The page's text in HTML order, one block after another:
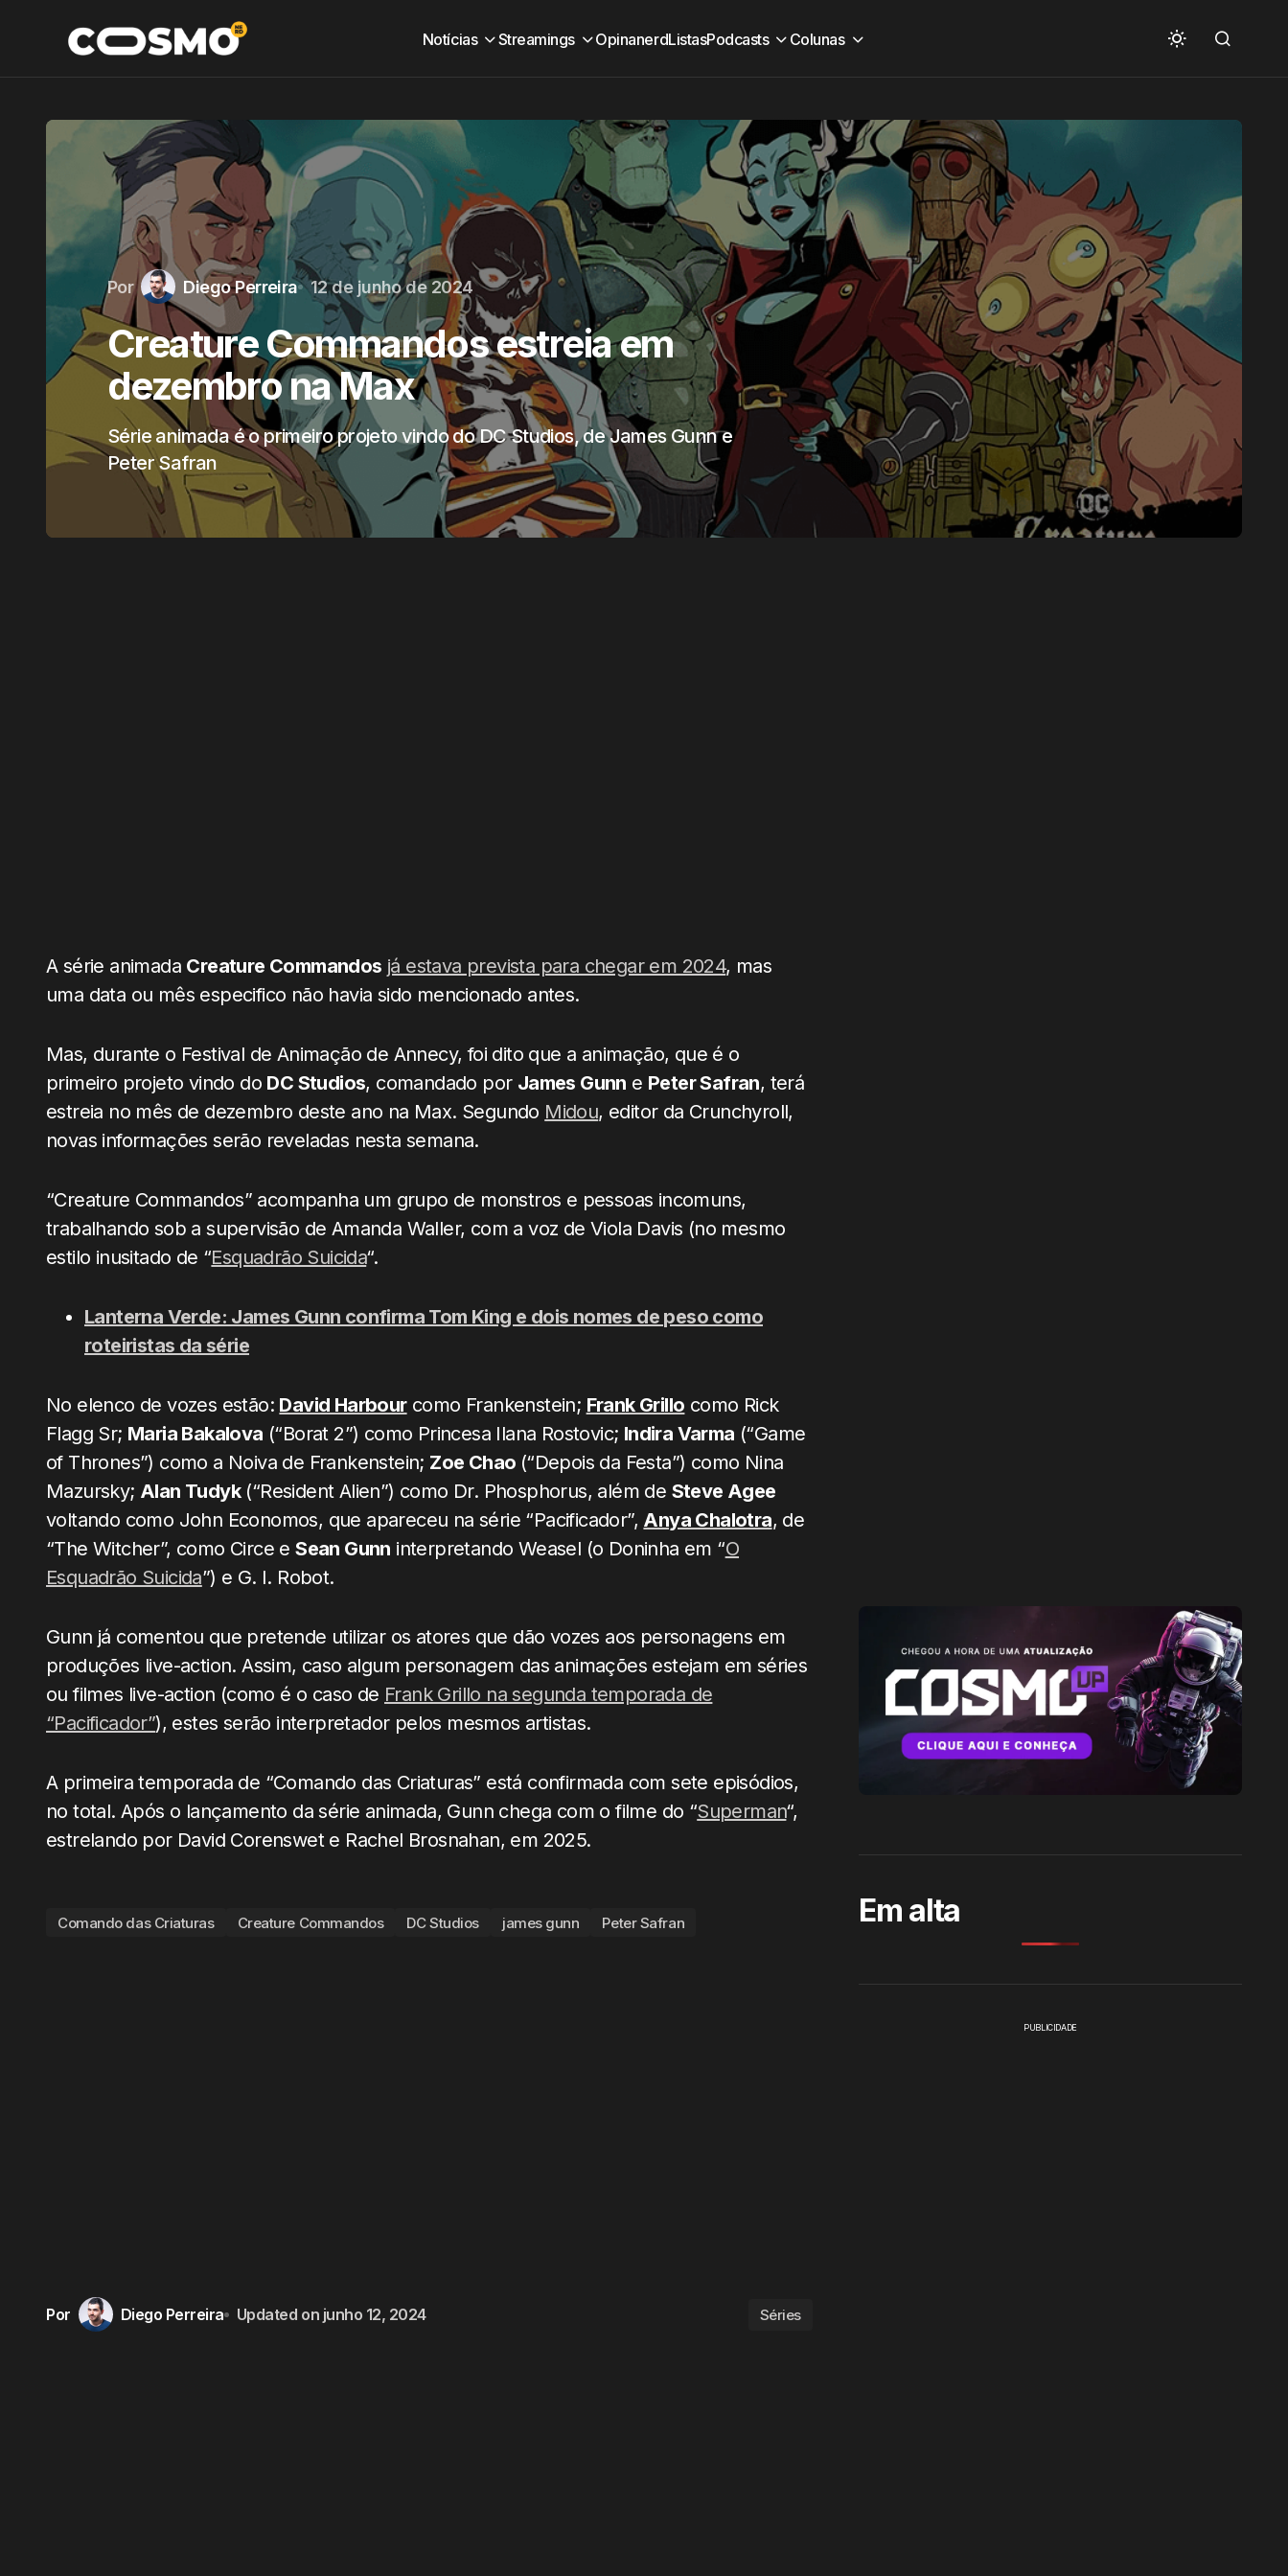
Notícias Streamings OpinanerdListasPodcasts Colunas
Por Diego Perreira 12 de junho de 2024
Creature Commandos estreia em
dezembro na Max
Série animada é o primeiro projeto vindo do DC Studios, de James Gunn e
Peter Safran
A série animada Creature Commandos já estava prevista para chegar em 2024, mas
uma data ou mês especifico não havia sido mencionado antes.
Mas, durante o Festival de Animação de Annecy, foi dito que a animação, que é o
primeiro projeto vindo do DC Studios, comandado por James Gunn e Peter Safran, terá
estreia no mês de dezembro deste ano na Max. Segundo Midou, editor da Crunchyroll,
novas informações serão reveladas nesta semana.
“Creature Commandos” acompanha um grupo de monstros e pessoas incomuns,
trabalhando sob a supervisão de Amanda Waller, com a voz de Viola Davis (no mesmo
estilo inusitado de “Esquadrão Suicida“.
Lanterna Verde: James Gunn confirma Tom King e dois nomes de peso como
roteiristas da série
No elenco de vozes estão: David Harbourcomo Frankenstein; Frank Grillo como Rick
Flagg Sr; Maria Bakalova (“Borat 2”) como Princesa Ilana Rostovic; Indira Varma (“Game
of Thrones”) como a Noiva de Frankenstein; Zoe Chao (“Depois da Festa”) como Nina
Mazursky; Alan Tudyk(“Resident Alien”) como Dr. Phosphorus, além de Steve Agee
voltando como John Economos, que apareceu na série “Pacificador”, Anya Chalotra, de
“The Witcher”, como Circe eSean Gunn interpretando Weasel (o Doninha em “O
Esquadrão Suicida”) e G. I. Robot.
Gunn já comentou que pretende utilizar os atores que dão vozes aos personagens em
produções live-action. Assim, caso algum personagem das animações estejam em séries
ou filmes live-action (como é o caso de Frank Grillo na segunda temporada de
“Pacificador”), estes serão interpretador pelos mesmos artistas.
A primeira temporada de “Comando das Criaturas” está confirmada com sete episódios,
no total. Após o lançamento da série animada, Gunn chega com o filme do “Superman“,
estrelando por David Corenswet e Rachel Brosnahan, em 2025.
Comando das Criaturas Creature Commandos DC Studios james gunn Peter Safran
Por Diego Perreira Updated on junho 12, 2024 Séries
Em alta
PUBLICIDADE